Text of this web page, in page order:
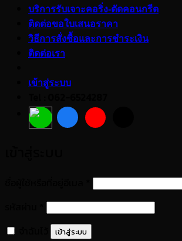
บริการรับเจาะคอริ่ง-ตัดคอนกรีต
ติดต่อขอใบเสนอราคา
วิธีการสั่งซื้อและการชำระเงิน
ติดต่อเรา
เข้าสู่ระบบ
ต้องการ
ต้องการ
เข้าสู่ระบบ